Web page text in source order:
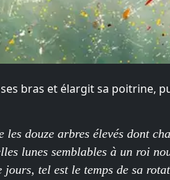
bras et élargit sa poitrine,
douze arbres élevés dont
lunes semblables à un roi
tel est le temps de sa